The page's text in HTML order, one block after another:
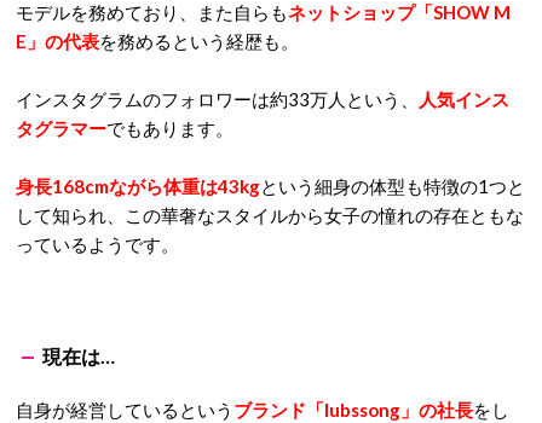
モデルを務めており、また自らもネットショップ「SHOW M
E」の代表を務めるという経歴も。
インスタグラムのフォロワーは約33万人という、
人気インス
タグラマーでもあります。
身長168cmながら体重は43kgという細身の体型も特徴の1つと
して知られ、この華奢なスタイルから女子の憧れの存在ともな
っているようです。
現在は…
自身が経営しているという ブランド「lubssong」の社長をし